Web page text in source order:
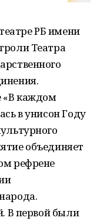
РБ имени
Театра
«В каждом
в унисон Году
объединяет
рефрене
В первой были